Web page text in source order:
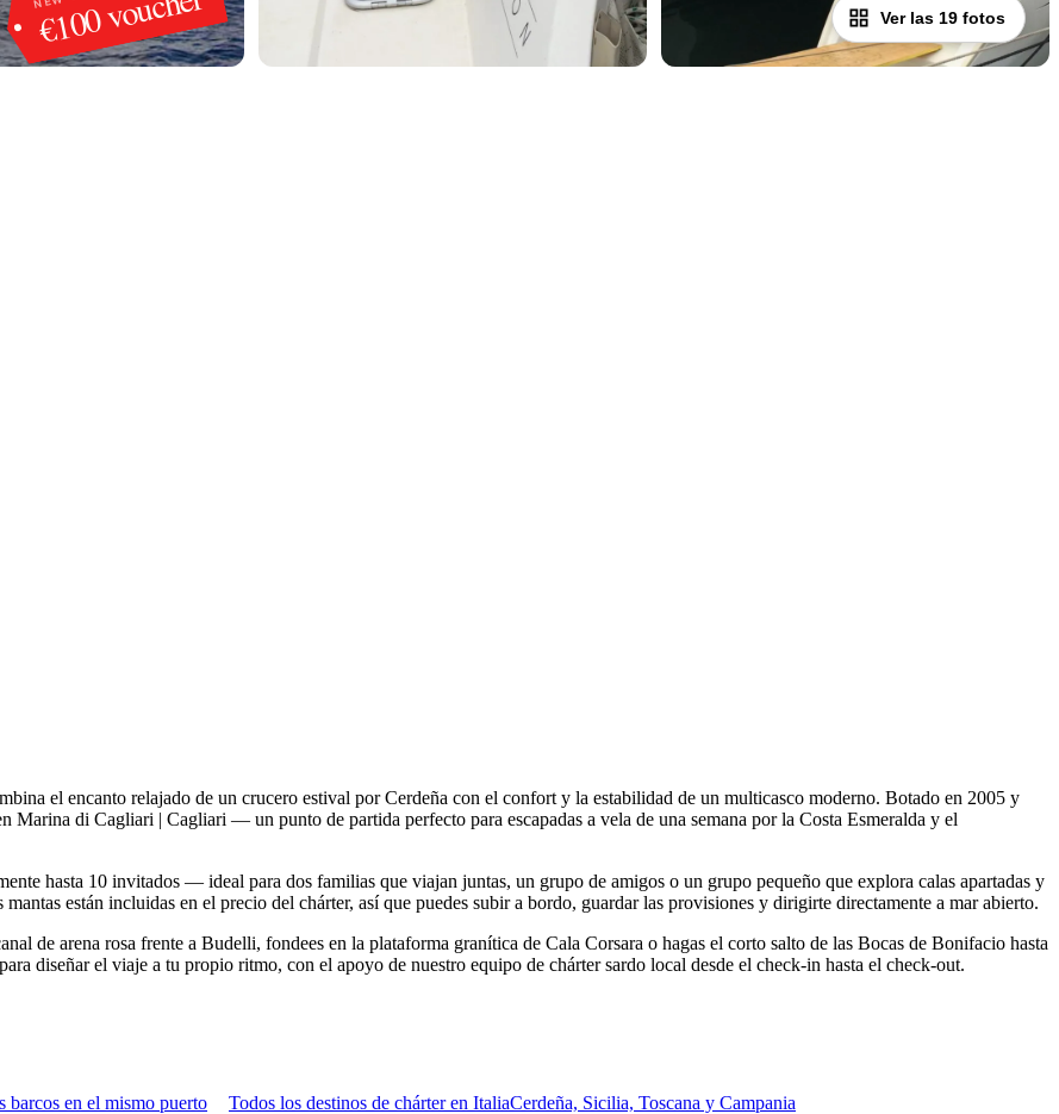
Ver las 19 fotos
el encanto relajado de un crucero estival por Cerdeña con el confort y la estabilidad de un multicasco moderno. Botado en 2005 y
Marina di Cagliari | Cagliari — un punto de partida perfecto para escapadas a vela de una semana por la Costa Esmeralda y el
hasta 10 invitados — ideal para dos familias que viajan juntas, un grupo de amigos o un grupo pequeño que explora calas apartadas y
están incluidas en el precio del chárter, así que puedes subir a bordo, guardar las provisiones y dirigirte directamente a mar abierto.
de arena rosa frente a Budelli, fondees en la plataforma granítica de Cala Corsara o hagas el corto salto de las Bocas de Bonifacio hasta
diseñar el viaje a tu propio ritmo, con el apoyo de nuestro equipo de chárter sardo local desde el check-in hasta el check-out.
barcos en el mismo puerto Todos los destinos de chárter en ItaliaCerdeña, Sicilia, Toscana y Campania